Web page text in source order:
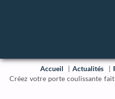
Accueil Actualités
Créez votre porte coulissante